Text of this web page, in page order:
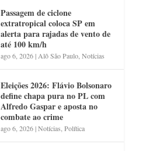
Passagem de ciclone
extratropical coloca SP em
alerta para rajadas de vento de
até 100 km/h
ago 6, 2026| Alô São Paulo ,Notícias
Eleições 2026: Flávio Bolsonaro
define chapa pura no PL com
Alfredo Gaspar e aposta no
combate ao crime
ago 6, 2026|Notícias ,Política